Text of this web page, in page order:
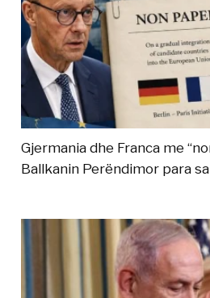
Gjermania dhe Franca me
Ballkanin Perëndimor para